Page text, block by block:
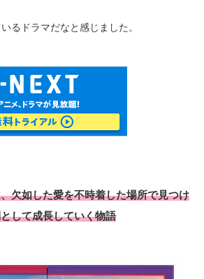
るドラマだなと感じました。
欠如した愛を不時着した場所で見つけ
して成長していく物語